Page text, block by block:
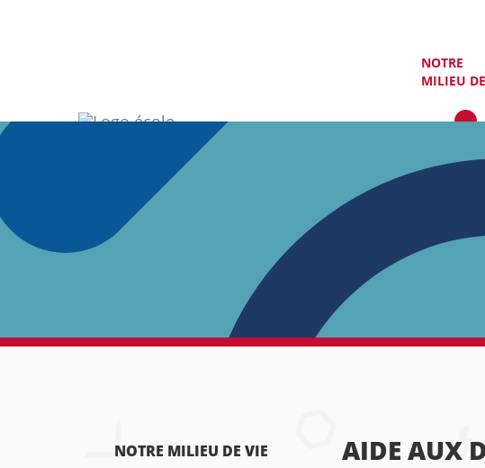
NOTRE
MILIEU
NOTRE MILIEU DE VIE AIDE AUX